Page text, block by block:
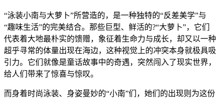
“泳装小南与大萝卜”所营造的，是一种独特的“反差美学”与
“趣味生活”的完美结合。那些巨型、鲜活的?“大萝卜”，它们
代表着大地最朴实的馈赠，象征着生命力与成长，却又以一种
超乎寻常的体量出现在海边，这种视觉上的冲突本身就极具吸
引力。它们就像是童话故事中的奇遇，突然闯入了现实世界，
给人们带来了惊喜与惊叹。
而身着时尚泳装、身姿曼妙的“小南”们，她们的出现则为这份